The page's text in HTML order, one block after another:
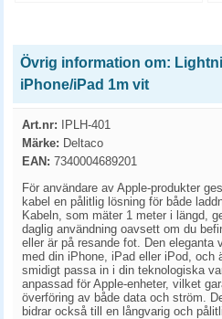
Övrig information om:
iPhone/iPad 1m vit
Art.nr: IPLH-401
Märke: Deltaco
EAN: 7340004689201
För användare av Apple-produkter
kabel en pålitlig lösning för både
Kabeln, som mäter 1 meter i längd,
daglig användning oavsett om du
eller är på resande fot. Den eleganta
med din iPhone, iPad eller iPod, och
smidigt passa in i din teknologiska
anpassad för Apple-enheter, vilket
överföring av både data och ström.
bidrar också till en långvarig och